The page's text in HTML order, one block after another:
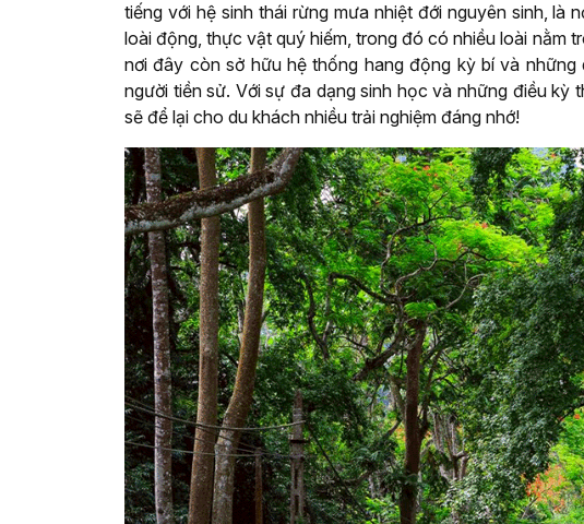
tiếng với hệ sinh thái rừng mưa nhiệt đới nguyên sinh, là
loài động, thực vật quý hiếm, trong đó có nhiều loài nằm
nơi đây còn sở hữu hệ thống hang động kỳ bí và
người tiền sử. Với sự đa dạng sinh học và những điều kỳ
sẽ để lại cho du khách nhiều trải nghiệm đáng nhớ!